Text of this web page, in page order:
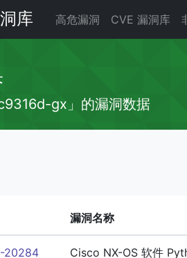
库 高危漏洞 CVE 漏洞库
gx」的漏洞数据
漏洞名称
20284 Cisco NX-OS 软件